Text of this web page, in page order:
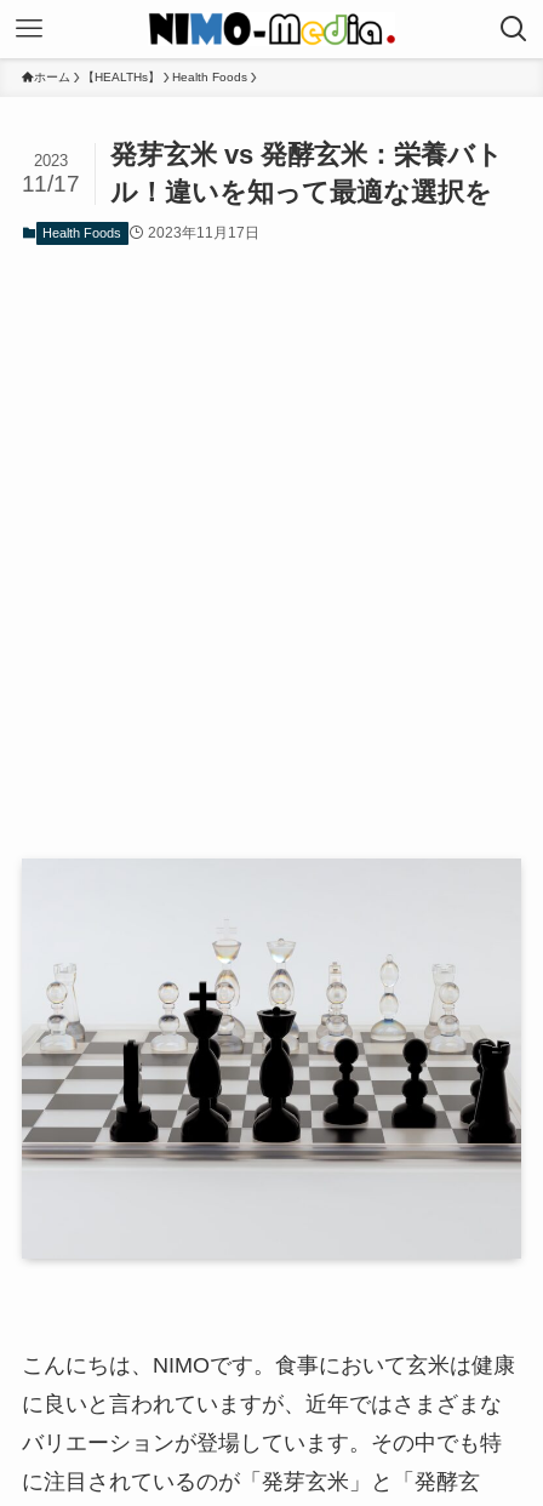
ホーム 【HEALTHs】 Health Foods
発芽玄米 vs 発酵玄米：栄養バト
ル！違いを知って最適な選択を
2023
11/17
Health Foods 2023年11月17日
こんにちは、NIMOです。食事において玄米は健康
に良いと言われていますが、近年ではさまざまな
バリエーションが登場しています。その中でも特
に注目されているのが「発芽玄米」と「発酵玄